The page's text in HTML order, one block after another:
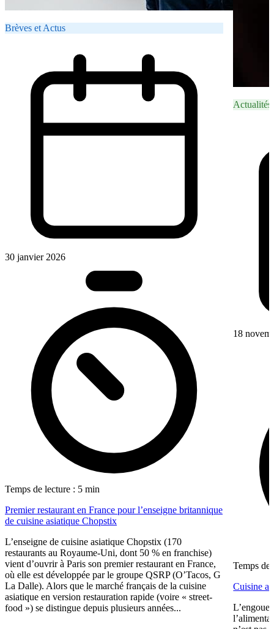
Brèves et Actus
30 janvier 2026
Temps de lecture : 5 min
Premier restaurant en France pour l’enseigne britannique
de cuisine asiatique Chopstix
L’enseigne de cuisine asiatique Chopstix (170
restaurants au Royaume-Uni, dont 50 % en franchise)
vient d’ouvrir à Paris son premier restaurant en France,
où elle est développée par le groupe QSRP (O’Tacos, G
La Dalle). Alors que le marché français de la cuisine
asiatique en version restauration rapide (voire « street-
food ») se distingue depuis plusieurs années...
Actualités
18
Temps de
Cuisine